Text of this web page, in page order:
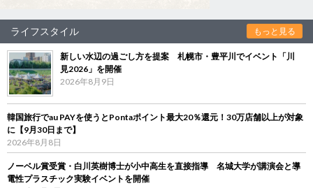
ライフスタイル もっと見る
新しい水辺の過ごし方を提案 札幌市・豊平川でイベント「川
見2026」を開催
2026年8月9日
韓国旅行でau PAYを使うとPontaポイント最大20％還元！30万店舗以上が対象
に【9月30日まで】
2026年8月8日
ノーベル賞受賞・白川英樹博士が小中高生を直接指導 名城大学が講演会と導
電性プラスチック実験イベントを開催